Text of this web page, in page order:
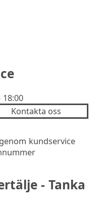
Kontakta oss
kundservice
- Tanka